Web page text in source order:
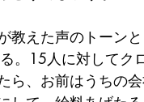
教えた声のトーン
。15人に対してク
ら、お前はうちの